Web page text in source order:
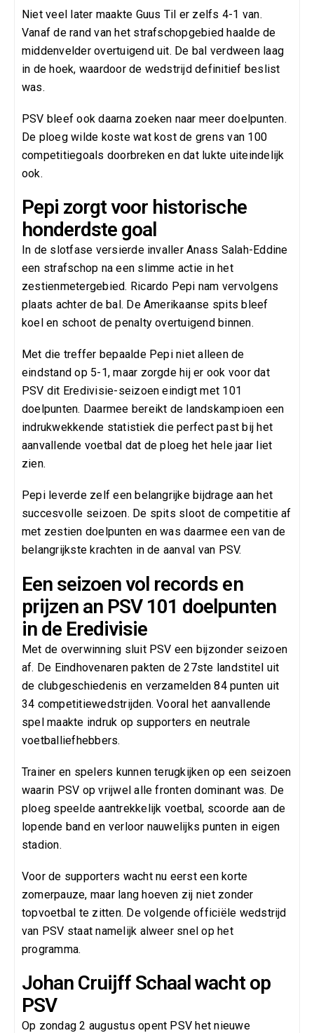
Niet veel later maakte Guus Til er zelfs 4-1 van.
Vanaf de rand van het strafschopgebied haalde de
middenvelder overtuigend uit. De bal verdween laag
in de hoek, waardoor de wedstrijd definitief beslist
was.
PSV bleef ook daarna zoeken naar meer doelpunten.
De ploeg wilde koste wat kost de grens van 100
competitiegoals doorbreken en dat lukte uiteindelijk
ook.
Pepi zorgt voor historische
honderdste goal
In de slotfase versierde invaller Anass Salah-Eddine
een strafschop na een slimme actie in het
zestienmetergebied. Ricardo Pepi nam vervolgens
plaats achter de bal. De Amerikaanse spits bleef
koel en schoot de penalty overtuigend binnen.
Met die treffer bepaalde Pepi niet alleen de
eindstand op 5-1, maar zorgde hij er ook voor dat
PSV dit Eredivisie-seizoen eindigt met 101
doelpunten. Daarmee bereikt de landskampioen een
indrukwekkende statistiek die perfect past bij het
aanvallende voetbal dat de ploeg het hele jaar liet
zien.
Pepi leverde zelf een belangrijke bijdrage aan het
succesvolle seizoen. De spits sloot de competitie af
met zestien doelpunten en was daarmee een van de
belangrijkste krachten in de aanval van PSV.
Een seizoen vol records en
prijzen an PSV 101 doelpunten
in de Eredivisie
Met de overwinning sluit PSV een bijzonder seizoen
af. De Eindhovenaren pakten de 27ste landstitel uit
de clubgeschiedenis en verzamelden 84 punten uit
34 competitiewedstrijden. Vooral het aanvallende
spel maakte indruk op supporters en neutrale
voetballiefhebbers.
Trainer en spelers kunnen terugkijken op een seizoen
waarin PSV op vrijwel alle fronten dominant was. De
ploeg speelde aantrekkelijk voetbal, scoorde aan de
lopende band en verloor nauwelijks punten in eigen
stadion.
Voor de supporters wacht nu eerst een korte
zomerpauze, maar lang hoeven zij niet zonder
topvoetbal te zitten. De volgende officiële wedstrijd
van PSV staat namelijk alweer snel op het
programma.
Johan Cruijff Schaal wacht op
PSV
Op zondag 2 augustus opent PSV het nieuwe